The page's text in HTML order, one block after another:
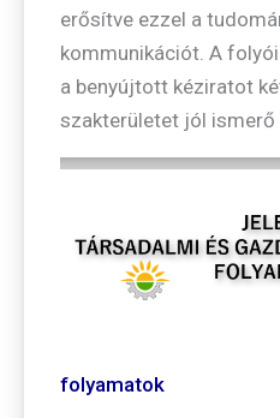
erősítve ezzel a
kommunikációt. A
a benyújtott kéziratot
szakterületet jól ismerő
folyamatok